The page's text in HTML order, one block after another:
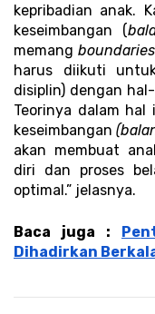
kepribadian anak.
keseimbangan (
memang
harus diikuti
disiplin) dengan
Teorinya dalam hal
keseimbangan
akan membuat
diri dan proses
optimal.” jelasnya.
Baca juga :
Dihadirkan